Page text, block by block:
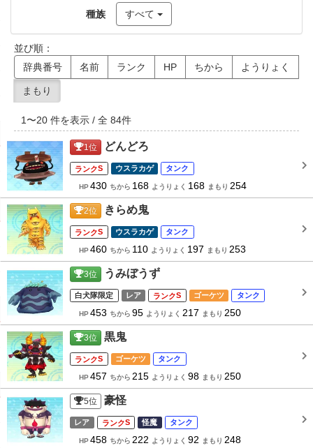
種族 すべて
並び順：
辞典番号
名前 ランク HP ちから ようりょく
まもり
1 〜20 件を表示 / 全 84件
1位 どんどろ
S ウスラカゲ タンク
HP430 ちから 168 ようりょく 168 まもり 254
2位 きらめ鬼
S ウスラカゲ タンク
HP460 ちから 110 ようりょく 197 まもり 253
3位 うみぼうず
白犬隊限定 レア S ゴーケツ タンク
HP453 ちから 95 ようりょく 217 まもり 250
3位 黒鬼
S ゴーケツ タンク
HP457 ちから 215 ようりょく 98 まもり 250
5位 豪怪
レア S 怪魔 タンク
HP458 ちから 222 ようりょく 92 まもり 248